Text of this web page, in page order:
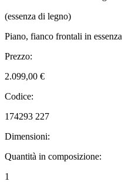
(essenza di legno)
Piano, fianco frontali in
Prezzo:
2.099,00 €
Codice:
174293 227
Dimensioni:
Quantità in composizione:
1